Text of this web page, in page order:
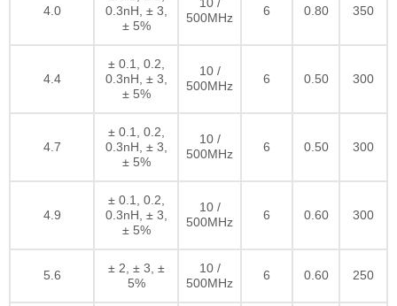
4.0
0.3nH, ± 3,
± 5%
500MHz
6 0.80 350
4.4
± 0.1, 0.2,
0.3nH, ± 3,
± 5%
10 /
500MHz
6 0.50 300
4.7
± 0.1, 0.2,
0.3nH, ± 3,
± 5%
10 /
500MHz
6 0.50 300
4.9
± 0.1, 0.2,
0.3nH, ± 3,
± 5%
10 /
500MHz
6 0.60 300
5.6
± 2, ± 3, ±
5%
10 /
500MHz
6 0.60 250